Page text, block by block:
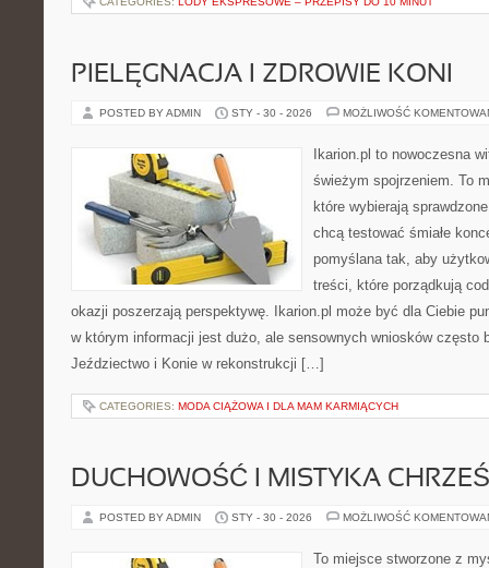
PIELĘGNACJA I ZDROWIE KONI
POSTED BY ADMIN STY - 30 - 2026 MOŻLIWOŚĆ
Ikarion.pl to nowoczesna
świeżym spojrzeniem. To
które wybierają
chcą testować śmiałe
pomyślana tak, aby
treści, które porządkują
okazji poszerzają perspektywę. Ikarion.pl może być dla Ciebie
w którym informacji jest dużo, ale sensownych wniosków często
Jeździectwo i Konie w rekonstrukcji […]
CATEGORIES: MODA CIĄŻOWA I DLA MAM KARMIĄCYCH
DUCHOWOŚĆ I MISTYKA
POSTED BY ADMIN STY - 30 - 2026 MOŻLIWOŚĆ
To miejsce stworzone z